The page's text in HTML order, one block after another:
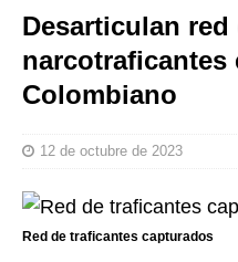
Desarticulan red
narcotraficantes
Colombiano
12 de octubre de 2023
Red de traficantes capturados